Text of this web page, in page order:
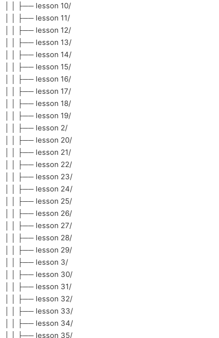
│ │ ├── lesson 10/
│ │ ├── lesson 11/
│ │ ├── lesson 12/
│ │ ├── lesson 13/
│ │ ├── lesson 14/
│ │ ├── lesson 15/
│ │ ├── lesson 16/
│ │ ├── lesson 17/
│ │ ├── lesson 18/
│ │ ├── lesson 19/
│ │ ├── lesson 2/
│ │ ├── lesson 20/
│ │ ├── lesson 21/
│ │ ├── lesson 22/
│ │ ├── lesson 23/
│ │ ├── lesson 24/
│ │ ├── lesson 25/
│ │ ├── lesson 26/
│ │ ├── lesson 27/
│ │ ├── lesson 28/
│ │ ├── lesson 29/
│ │ ├── lesson 3/
│ │ ├── lesson 30/
│ │ ├── lesson 31/
│ │ ├── lesson 32/
│ │ ├── lesson 33/
│ │ ├── lesson 34/
│ │ ├── lesson 35/